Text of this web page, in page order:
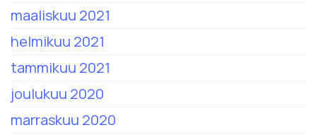
maaliskuu 2021
helmikuu 2021
tammikuu 2021
joulukuu 2020
marraskuu 2020